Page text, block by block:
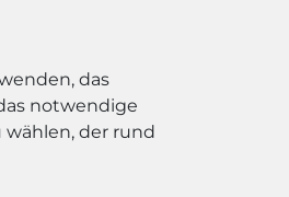
das
notwendige
wählen, der rund